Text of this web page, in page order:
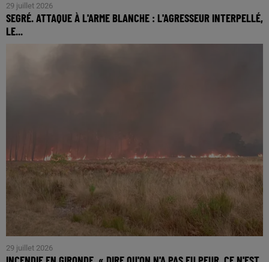
29 juillet 2026
SEGRÉ. ATTAQUE À L'ARME BLANCHE : L'AGRESSEUR INTERPELLÉ,
LE...
29 juillet 2026